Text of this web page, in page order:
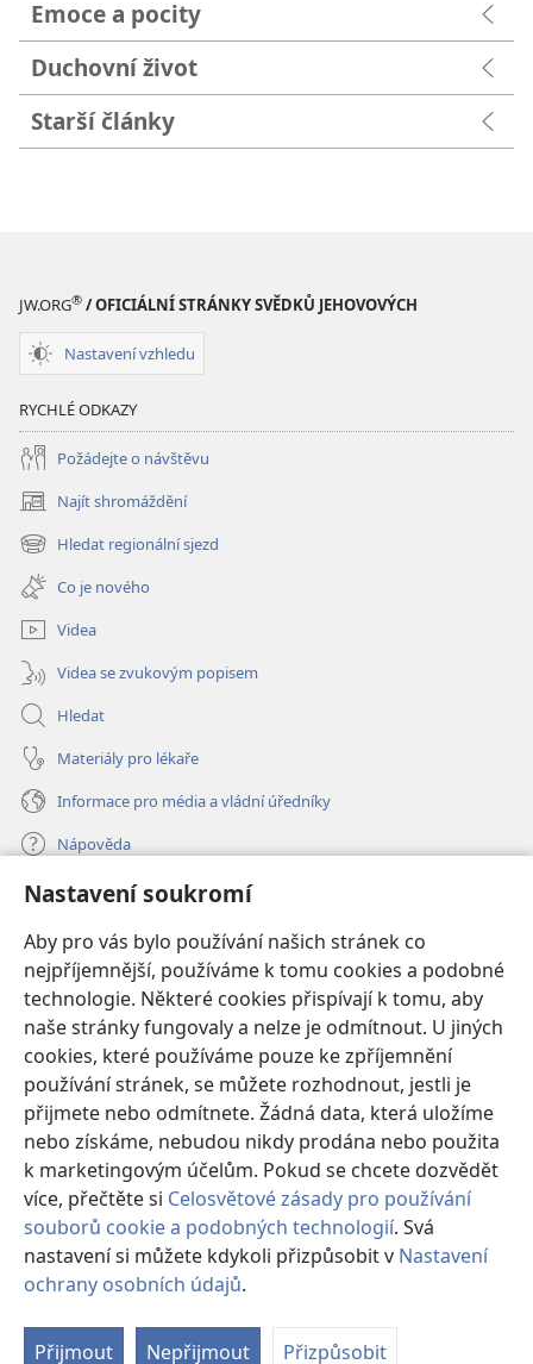
Nastavení soukromí
Aby pro vás bylo používání našich stránek co
nejpříjemnější, používáme k tomu cookies a podobné
technologie. Některé cookies přispívají k tomu, aby
naše stránky fungovaly a nelze je odmítnout. U jiných
cookies, které používáme pouze ke zpříjemnění
používání stránek, se můžete rozhodnout, jestli je
přijmete nebo odmítnete. Žádná data, která uložíme
nebo získáme, nebudou nikdy prodána nebo použita
k marketingovým účelům. Pokud se chcete dozvědět
více, přečtěte si Celosvětové zásady pro používání
souborů cookie a podobných technologií. Svá
nastavení si můžete kdykoli přizpůsobit v Nastavení
ochrany osobních údajů.
Přijmout Nepřijmout Přizpůsobit
Emoce a pocity
Duchovní život
Starší články
JW.ORG® / OFICIÁLNÍ STRÁNKY SVĚDKŮ JEHOVOVÝCH
Nastavení vzhledu
RYCHLÉ ODKAZY
Požádejte o návštěvu
Najít shromáždění
(otevřeno
nové
okno)
Hledat regionální sjezd
(otevřeno
nové
okno)
Co je nového
Videa
Videa se zvukovým popisem
Hledat
Materiály pro lékaře
Informace pro média a vládní úředníky
Nápověda
Dary
nové
okno) ONLINE KNIHOVNA Strážné věže
(otevřeno
nové
okno)JW Hub®
(otevřeno
nové
okno)JW Library
Watchtower Library
Copyright© 2026 Watch Tower Bible and Tract Society of Pennsylvania.
PODMÍNKY POUŽITÍ|OCHRANA SOUKROMÍ
SOUKROMÍ